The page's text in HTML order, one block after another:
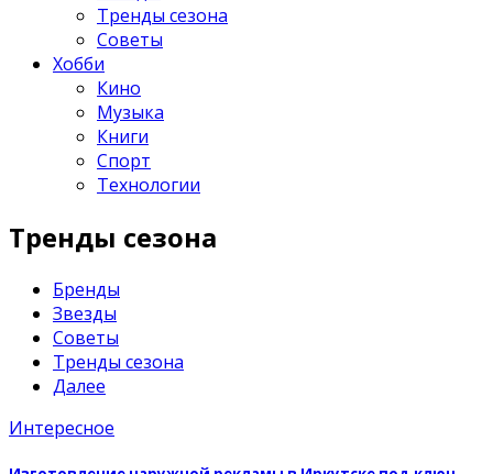
Тренды сезона
Советы
Хобби
Кино
Музыка
Книги
Спорт
Технологии
Тренды сезона
Бренды
Звезды
Советы
Тренды сезона
Далее
Интересное